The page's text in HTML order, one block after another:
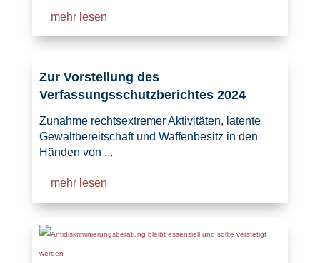
mehr lesen
Zur Vorstellung des
Verfassungsschutzberichtes 2024
Zunahme rechtsextremer Aktivitäten, latente
Gewaltbereitschaft und Waffenbesitz in den
Händen von ...
mehr lesen